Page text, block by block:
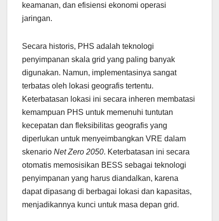
keamanan, dan efisiensi ekonomi operasi
jaringan.
Secara historis, PHS adalah teknologi
penyimpanan skala grid yang paling banyak
digunakan. Namun, implementasinya sangat
terbatas oleh lokasi geografis tertentu.
Keterbatasan lokasi ini secara inheren membatasi
kemampuan PHS untuk memenuhi tuntutan
kecepatan dan fleksibilitas geografis yang
diperlukan untuk menyeimbangkan VRE dalam
skenario Net Zero 2050. Keterbatasan ini secara
otomatis memosisikan BESS sebagai teknologi
penyimpanan yang harus diandalkan, karena
dapat dipasang di berbagai lokasi dan kapasitas,
menjadikannya kunci untuk masa depan grid.